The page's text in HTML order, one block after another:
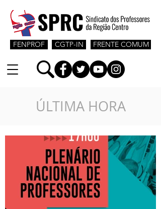
CGTP-IN
FENPROF FRENTE COMUM
ÚLTIMA HORA